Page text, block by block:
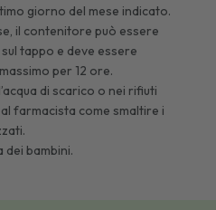
giorno del mese indicato.
il contenitore può essere
tappo e deve essere
per 12 ore.
di scarico o nei rifiuti
farmacista come smaltire i
bambini.